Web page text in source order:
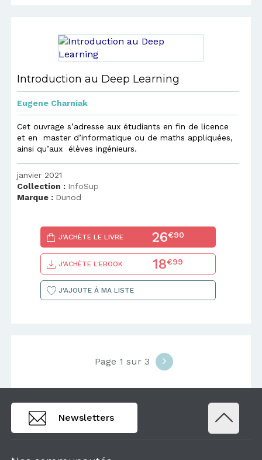
Introduction au Deep Learning
Eugene Charniak
Cet ouvrage s’adresse aux étudiants en fin de licence
et en master d’informatique ou de maths appliquées,
ainsi qu’aux élèves ingénieurs.
janvier 2021
Collection : InfoSup
Marque : Dunod
J'ACHÈTE LE LIVRE 26€90
J'ACHÈTE L'EBOOK 18€99
J'AJOUTE À MA LISTE
Page 1 sur 3
Newsletters